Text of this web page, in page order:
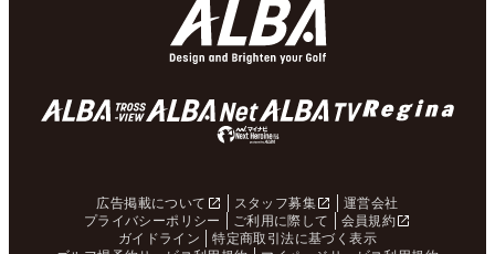
広告掲載について スタッフ募集
運営会社
プライバシーポリシー
ご利用に際して
会員規約
ガイドライン
特定商取引法に基づく表示